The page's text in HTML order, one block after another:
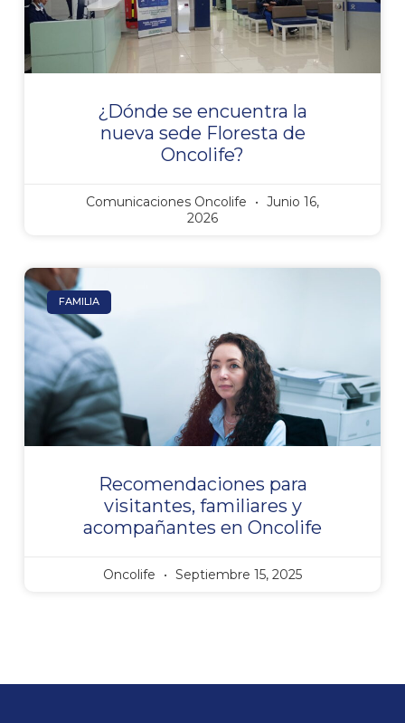
¿Dónde se encuentra la
nueva sede Floresta de
Oncolife?
Comunicaciones Oncolife
Junio 16,
2026
FAMILIA
Recomendaciones para
visitantes, familiares y
acompañantes en Oncolife
Oncolife Septiembre 15, 2025